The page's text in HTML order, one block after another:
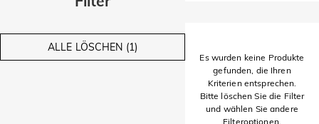
ALLE LÖSCHEN (1)
Es wurden keine Produkte
gefunden, die Ihren
Kriterien entsprechen.
Bitte löschen Sie die Filter
und wählen Sie andere
Filteroptionen.